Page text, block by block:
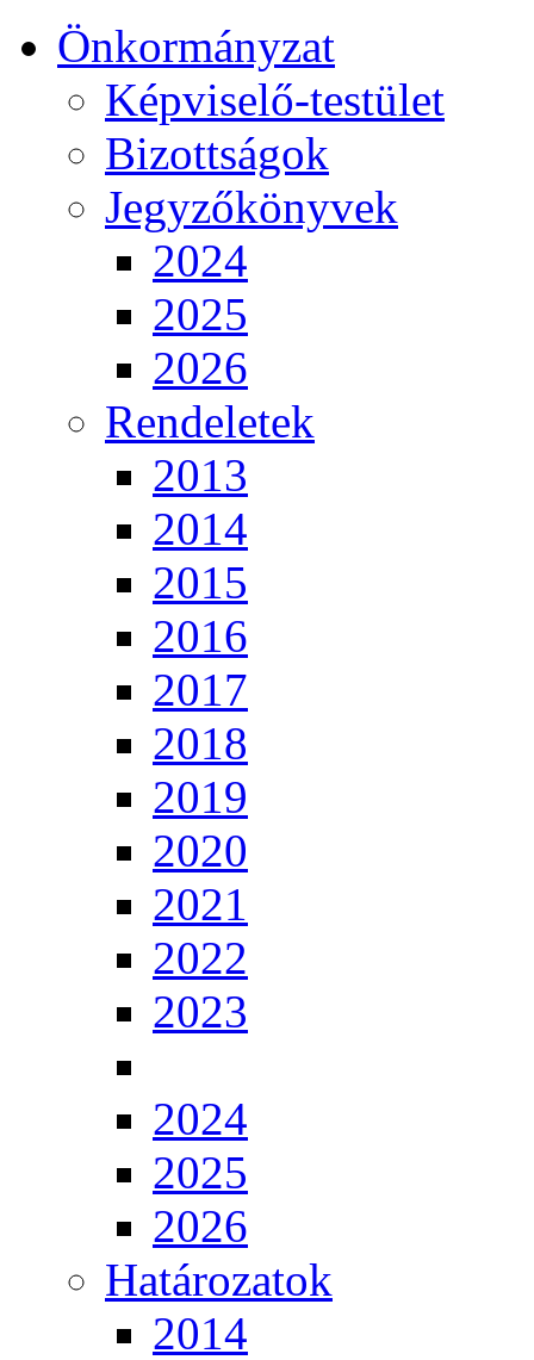
Önkormányzat
Képviselő-testület
Bizottságok
Jegyzőkönyvek
2024
2025
2026
Rendeletek
2013
2014
2015
2016
2017
2018
2019
2020
2021
2022
2023
2024
2025
2026
Határozatok
2014